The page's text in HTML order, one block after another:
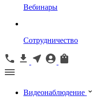
Вебинары
Сотрудничество
Видеонаблюдение